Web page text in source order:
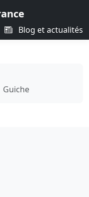
Blog et actualités
Guiche